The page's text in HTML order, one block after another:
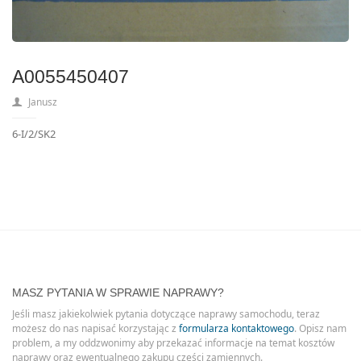
A0055450407
Janusz
6-I/2/SK2
MASZ PYTANIA W SPRAWIE NAPRAWY?
Jeśli masz jakiekolwiek pytania dotyczące naprawy samochodu, teraz
możesz do nas napisać korzystając z formularza kontaktowego. Opisz nam
problem, a my oddzwonimy aby przekazać informacje na temat kosztów
naprawy oraz ewentualnego zakupu części zamiennych.